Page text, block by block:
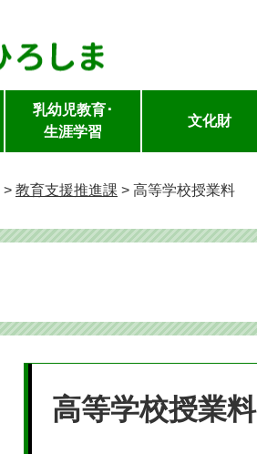
ー
し
乳幼児教育･
生涯学習
文化財
> 教育支援推進課 > 高等学校授業料
高等学校授業料